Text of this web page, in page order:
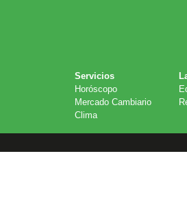
Servicios
Horóscopo
Mercado Cambiario
Clima